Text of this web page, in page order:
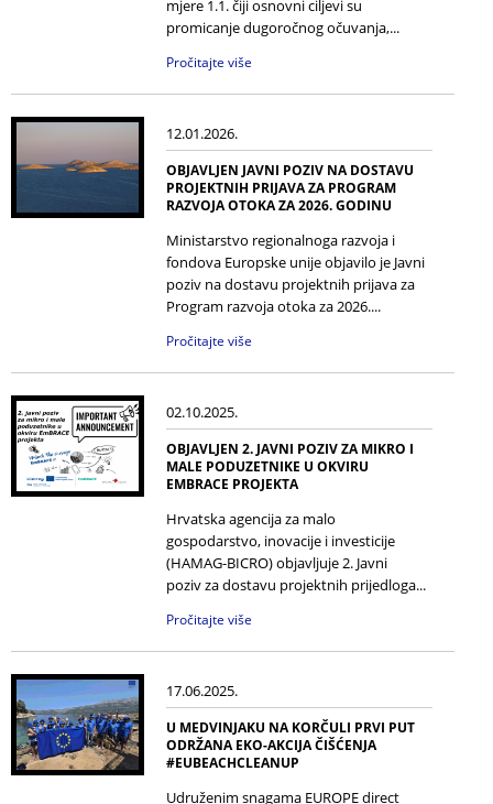
mjere 1.1. čiji osnovni ciljevi su
promicanje dugoročnog očuvanja,...
Pročitajte više
12.01.2026.
OBJAVLJEN JAVNI POZIV NA DOSTAVU
PROJEKTNIH PRIJAVA ZA PROGRAM
RAZVOJA OTOKA ZA 2026. GODINU
Ministarstvo regionalnoga razvoja i
fondova Europske unije objavilo je Javni
poziv na dostavu projektnih prijava za
Program razvoja otoka za 2026....
Pročitajte više
02.10.2025.
OBJAVLJEN 2. JAVNI POZIV ZA MIKRO I
MALE PODUZETNIKE U OKVIRU
EMBRACE PROJEKTA
Hrvatska agencija za malo
gospodarstvo, inovacije i investicije
(HAMAG-BICRO) objavljuje 2. Javni
poziv za dostavu projektnih prijedloga...
Pročitajte više
17.06.2025.
U MEDVINJAKU NA KORČULI PRVI PUT
ODRŽANA EKO-AKCIJA ČIŠĆENJA
#EUBEACHCLEANUP
Udruženim snagama EUROPE direct